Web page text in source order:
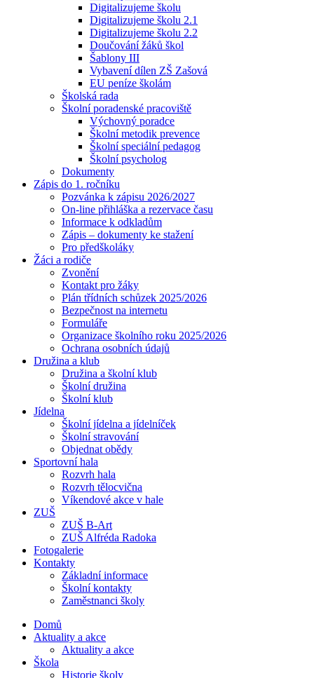
Digitalizujeme školu
Digitalizujeme školu 2.1
Digitalizujeme školu 2.2
Doučování žáků škol
Šablony III
Vybavení dílen ZŠ Zašová
EU peníze školám
Školská rada
Školní poradenské pracoviště
Výchovný poradce
Školní metodik prevence
Školní speciální pedagog
Školní psycholog
Dokumenty
Zápis do 1. ročníku
Pozvánka k zápisu 2026/2027
On-line přihláška a rezervace času
Informace k odkladům
Zápis – dokumenty ke stažení
Pro předškoláky
Žáci a rodiče
Zvonění
Kontakt pro žáky
Plán třídních schůzek 2025/2026
Bezpečnost na internetu
Formuláře
Organizace školního roku 2025/2026
Ochrana osobních údajů
Družina a klub
Družina a školní klub
Školní družina
Školní klub
Jídelna
Školní jídelna a jídelníček
Školní stravování
Objednat obědy
Sportovní hala
Rozvrh hala
Rozvrh tělocvična
Víkendové akce v hale
ZUŠ
ZUŠ B-Art
ZUŠ Alfréda Radoka
Fotogalerie
Kontakty
Základní informace
Školní kontakty
Zaměstnanci školy
Domů
Aktuality a akce
Aktuality a akce
Škola
Historie školy